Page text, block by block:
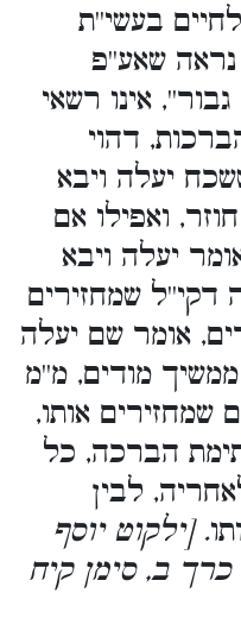
בעשי''ת
שאע''פ
אינו רשאי
דהוי
יעלה ויבא
ואפילו אם
יעלה ויבא
שמחזירים
אומר שם יעלה
מודים, מ''מ
שמחזירים אותו,
הברכה, כל
לבין
. [ילקוט יוסף
ב, סימן קיח